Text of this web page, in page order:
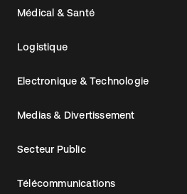
Médical & Santé
Logistique
Electronique & Technologie
Medias & Divertissement
Secteur Public
Télécommunications